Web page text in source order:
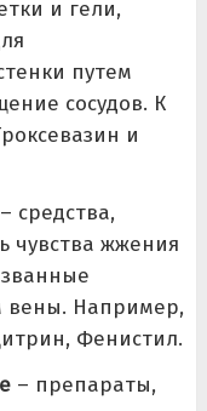
и гели,
путем
сосудов. К
и
средства,
чувства жжения
вены. Например,
Фенистил.
– препараты,